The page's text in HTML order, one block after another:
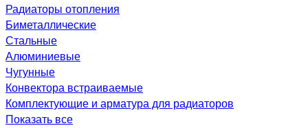
Радиаторы отопления
Биметаллические
Стальные
Алюминиевые
Чугунные
Конвектора встраиваемые
Комплектующие и арматура для радиаторов
Показать все